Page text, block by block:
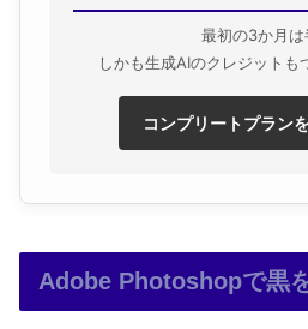
最初の3か月は
しかも生成AIのクレジットも
コンプリートプラン
Adobe Photoshopで黒